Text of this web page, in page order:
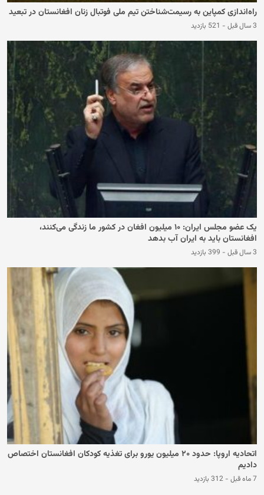
راه‌اندازی کمپاین به رسیمت‌شناختن تیم ملی فوتبال زنان افغانستان در تبعید
3 سال قبل - 521 بازدید
یک عضو مجلس ایران: ۱۰ میلیون افغان در کشور ما زندگی می‌کنند،
افغانستان باید به ایران آب بدهد
3 سال قبل - 399 بازدید
اتحادیه اروپا: حدود ۲۰ میلیون یورو برای تغذیه کودکان افغانستان اختصاص
دادیم
7 ماه قبل - 312 بازدید